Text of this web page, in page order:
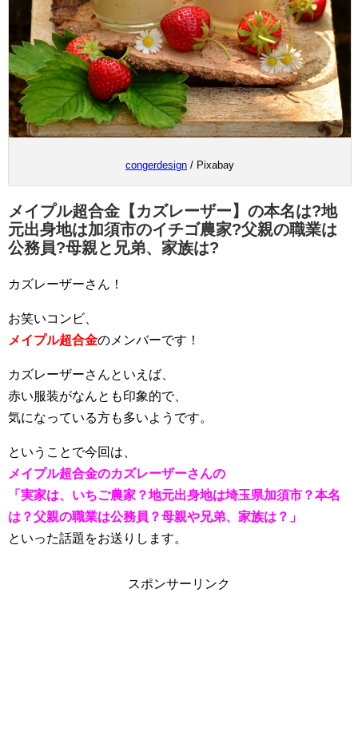
congerdesign / Pixabay
メイプル超合金【カズレーザー】の本名は?地
元出身地は加須市のイチゴ農家?父親の職業は
公務員?母親と兄弟、家族は?
カズレーザーさん！
お笑いコンビ、
メイプル超合金のメンバーです！
カズレーザーさんといえば、
赤い服装がなんとも印象的で、
気になっている方も多いようです。
ということで今回は、
メイプル超合金のカズレーザーさんの
「実家は、いちご農家？地元出身地は埼玉県加須市？本名
は？父親の職業は公務員？母親や兄弟、家族は？」
といった話題をお送りします。
スポンサーリンク